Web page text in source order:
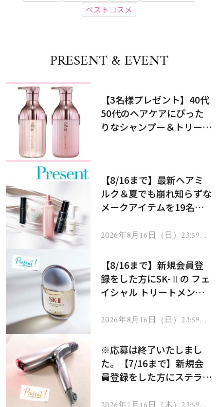
ベストコスメ
PRESENT & EVENT
【3名様プレゼント】40代
50代のヘアケアにぴった
りなシャンプー＆トリート
【8/16まで】最新ヘアミ
ルク＆夏でも崩れ知らずな
メークアイテムを19名様
2026年8月16日（日）23:59ま
【8/16まで】新規会員登
録をした方にSK-Ⅱの フェ
イシャル トリートメント
2026年8月16日（日）23:59ま
※応募は終了いたしまし
た。【7/16まで】新規会
員登録をした方にステラボ
ヘアドライヤー ジュエル